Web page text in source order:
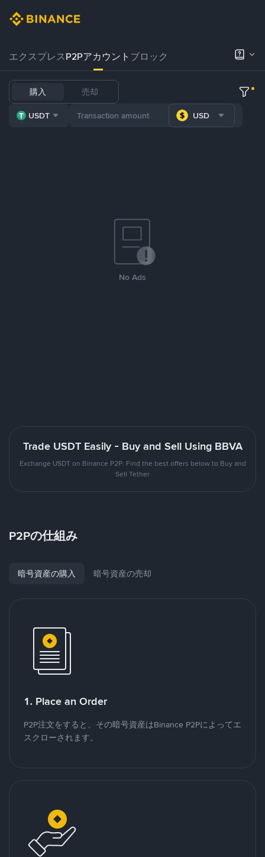
エクスプレスP2Pアカウント ブロック
購入 売却
USDT USD
No Ads
Trade USDT Easily - Buy and Sell Using BBVA
Exchange USDT on Binance P2P. Find the best offers below to Buy and
Sell Tether
P2Pの仕組み
暗号資産の購入 暗号資産の売却
1. Place an Order
P2P注文をすると、その暗号資産はBinance P2Pによってエ
スクローされます。